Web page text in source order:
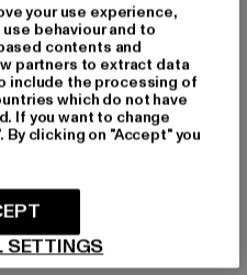
|info@tbint.de
| 64372 Ober-Ramstadt |
your use experience,
behaviour and to
contents and
partners to extract data
include the processing of
which do not have
If you want to change
clicking on "Accept" you
SETTINGS